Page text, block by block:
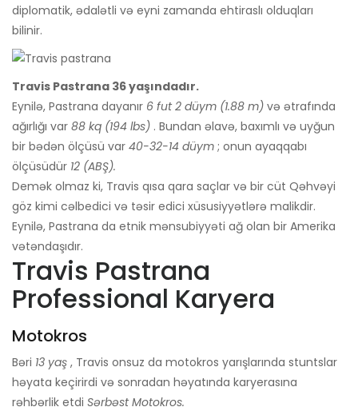
diplomatik, ədalətli və eyni zamanda ehtiraslı olduqları
bilinir.
Travis Pastrana 36 yaşındadır.
Eynilə, Pastrana dayanır 6 fut 2 düym (1.88 m) və ətrafında
ağırlığı var 88 kq (194 lbs) . Bundan əlavə, baxımlı və uyğun
bir bədən ölçüsü var 40-32-14 düym ; onun ayaqqabı
ölçüsüdür 12 (ABŞ).
Demək olmaz ki, Travis qısa qara saçlar və bir cüt Qəhvəyi
göz kimi cəlbedici və təsir edici xüsusiyyətlərə malikdir.
Eynilə, Pastrana da etnik mənsubiyyəti ağ olan bir Amerika
vətəndaşıdır.
Travis Pastrana
Professional Karyera
Motokros
Bəri 13 yaş , Travis onsuz da motokros yarışlarında stuntslar
həyata keçirirdi və sonradan həyatında karyerasına
rəhbərlik etdi Sərbəst Motokros.